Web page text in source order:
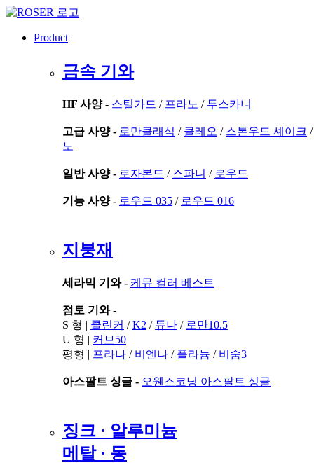
콘
Product
금속 기와
HF 사양 - 스틸가드 / 프라노 / 투스카니
고급 사양 - 로만클래식 / 클레오 / 스톤우드 셰이크
노
일반 사양 - 로자본드 / 스파니 / 로우드
기능 사양 - 로우드 035 / 로우드 016
지붕재
세라믹 기와 - 케뮤 컬러 베스트
점토 기와 -
S 형 | 클린커 /K2 / 듀나 / 로만10.5
U 형 | 커브50
평형 | 프라나 / 비엔나 / 플라늄 / 비숨3
아스팔트 싱글 - 오웬스코닝 아스팔트 싱글
징크 · 알루미늄
메탈 · 동